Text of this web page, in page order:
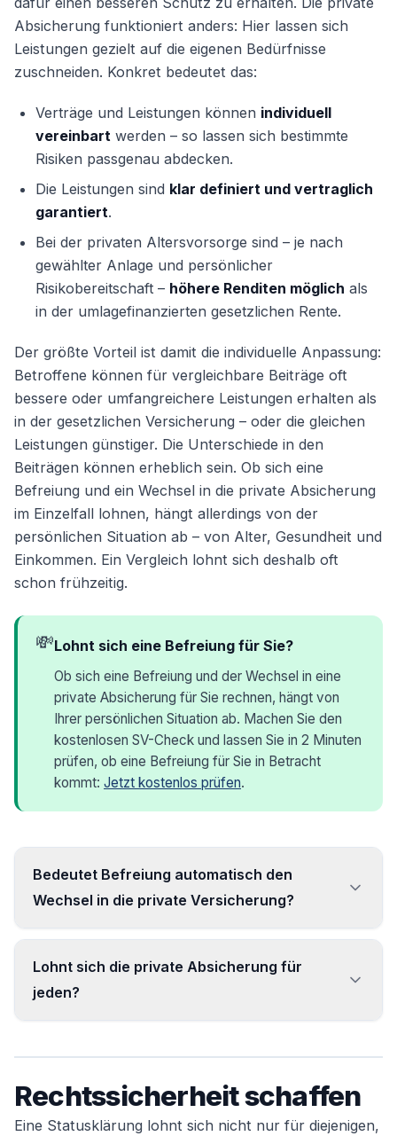
Absicherung funktioniert anders: Hier lassen sich
Leistungen gezielt auf die eigenen Bedürfnisse
zuschneiden. Konkret bedeutet das:
Verträge und Leistungen können individuell
vereinbart werden – so lassen sich bestimmte
Risiken passgenau abdecken.
Die Leistungen sind klar definiert und vertraglich
garantiert.
Bei der privaten Altersvorsorge sind – je nach
gewählter Anlage und persönlicher
Risikobereitschaft – höhere Renditen möglich als
in der umlagefinanzierten gesetzlichen Rente.
Der größte Vorteil ist damit die individuelle Anpassung:
Betroffene können für vergleichbare Beiträge oft
bessere oder umfangreichere Leistungen erhalten als
in der gesetzlichen Versicherung – oder die gleichen
Leistungen günstiger. Die Unterschiede in den
Beiträgen können erheblich sein. Ob sich eine
Befreiung und ein Wechsel in die private Absicherung
im Einzelfall lohnen, hängt allerdings von der
persönlichen Situation ab – von Alter, Gesundheit und
Einkommen. Ein Vergleich lohnt sich deshalb oft
schon frühzeitig.
💸Lohnt sich eine Befreiung für Sie?
Ob sich eine Befreiung und der Wechsel in eine
private Absicherung für Sie rechnen, hängt von
Ihrer persönlichen Situation ab. Machen Sie den
kostenlosen SV-Check und lassen Sie in 2 Minuten
prüfen, ob eine Befreiung für Sie in Betracht
kommt: Jetzt kostenlos prüfen.
Bedeutet Befreiung automatisch den
Wechsel in die private Versicherung?
können auch freiwillig gesetzlich versichert
bleiben.
Lohnt sich die private Absicherung für
jeden?
Alter, Gesundheit und Einkommen ab.
Rechtssicherheit schaffen
Eine Statusklärung lohnt sich nicht nur für diejenigen,